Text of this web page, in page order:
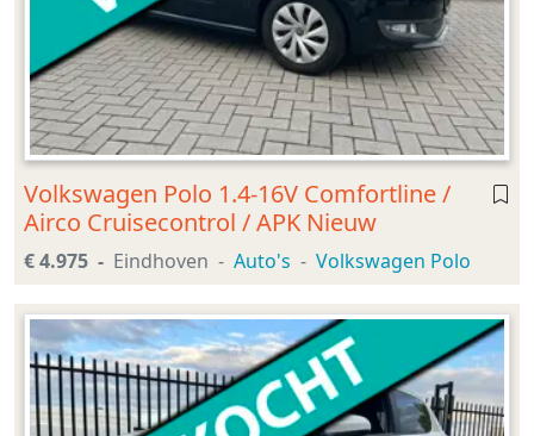
Volkswagen Polo 1.4-16V Comfortline /
Airco Cruisecontrol / APK Nieuw
€ 4.975 Eindhoven Auto's Volkswagen Polo